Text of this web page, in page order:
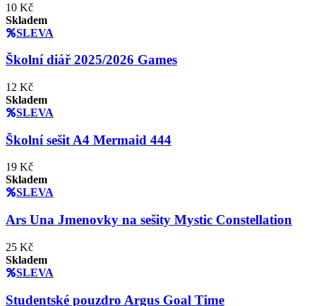
10 Kč
Skladem
SLEVA
Školní diář 2025/2026 Games
12 Kč
Skladem
SLEVA
Školní sešit A4 Mermaid 444
19 Kč
Skladem
SLEVA
Ars Una Jmenovky na sešity Mystic Constellation
25 Kč
Skladem
SLEVA
Studentské pouzdro Argus Goal Time